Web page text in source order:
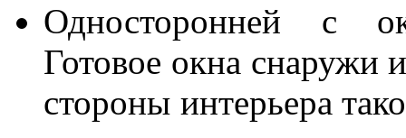
Односторонней с
Готовое окна снаружи
стороны интерьера